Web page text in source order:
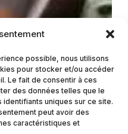
possible, nous utilisons
pour stocker et/ou accéder
Le fait de consentir à ces
des données telles que le
uniques sur ce site.
peut avoir des
caractéristiques et